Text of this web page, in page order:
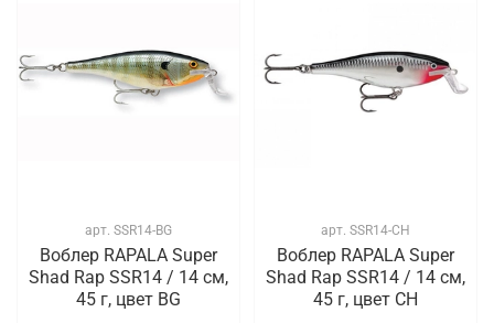
арт. SSR14-BG
Воблер RAPALA Super
Shad Rap SSR14 / 14 см,
45 г, цвет BG
арт. SSR14-CH
Воблер RAPALA Super
Shad Rap SSR14 / 14 см,
45 г, цвет CH